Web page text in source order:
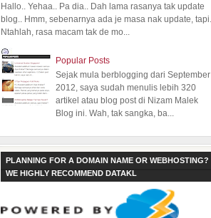
Hallo.. Yehaa.. Pa dia.. Dah lama rasanya tak update
blog.. Hmm, sebenarnya ada je masa nak update, tapi..
Ntahlah, rasa macam tak de mo...
Popular Posts
Sejak mula berblogging dari September
2012, saya sudah menulis lebih 320
artikel atau blog post di Nizam Malek
Blog ini. Wah, tak sangka, ba...
PLANNING FOR A DOMAIN NAME OR WEBHOSTING?
WE HIGHLY RECOMMEND DATAKL